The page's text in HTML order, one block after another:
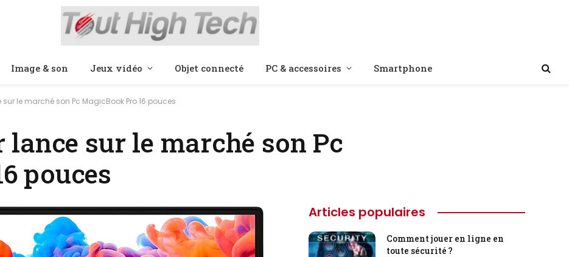
Image & son Jeux vidéo Objet connecté PC & accessoires Smartphone
sur le marché son Pc MagicBook Pro 16 pouces
lance sur le marché son Pc
pouces
Articles populaires
Comment jouer en ligne en
toute sécurité ?